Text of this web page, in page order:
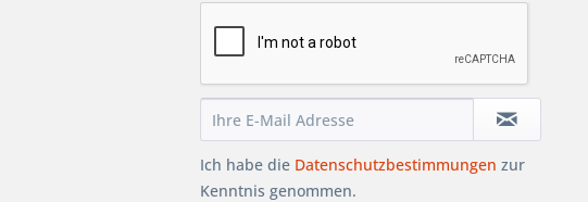
Ich habe die Datenschutzbestimmungen zur
Kenntnis genommen.